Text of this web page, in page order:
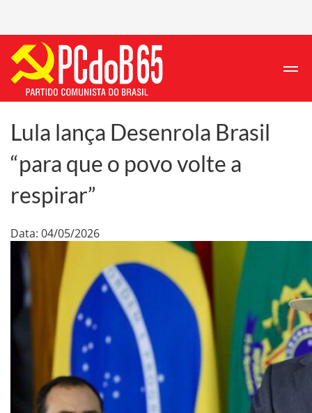
Lula lança Desenrola Brasil
“para que o povo volte a
respirar”
Data: 04/05/2026